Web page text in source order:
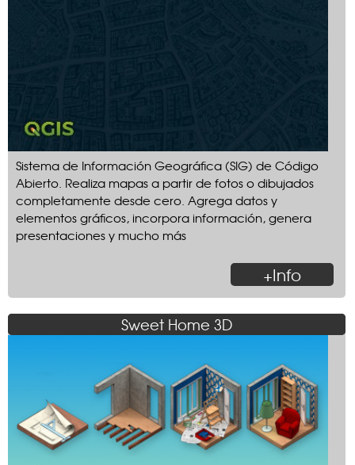
Sistema de Información Geográfica (SIG) de Código
Abierto. Realiza mapas a partir de fotos o dibujados
completamente desde cero. Agrega datos y
elementos gráficos, incorpora información, genera
presentaciones y mucho más
+Info
Sweet Home 3D